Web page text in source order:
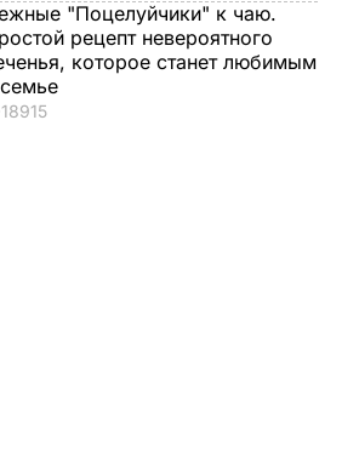
"Поцелуйчики" к чаю.
рецепт невероятного
которое станет любимым
18915